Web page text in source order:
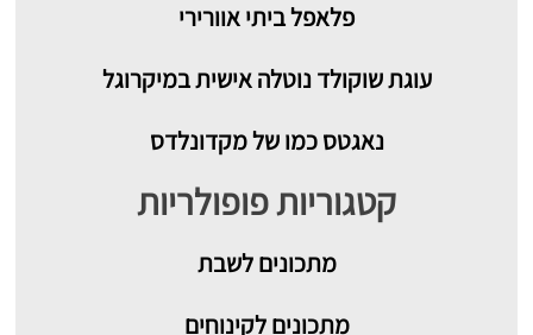
פלאפל ביתי אוורירי
עוגת שוקולד נוטלה אישית במיקרוגל
נאגטס כמו של מקדונלדס
קטגוריות פופולריות
מתכוניםלשבת
מתכונים לקינוחים